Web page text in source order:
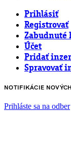
Prihlásiť
Registrovať
Zabudnuté
Účet
Pridať
Spravovať
NOTIFIKÁCIE
Prihláste sa na odber